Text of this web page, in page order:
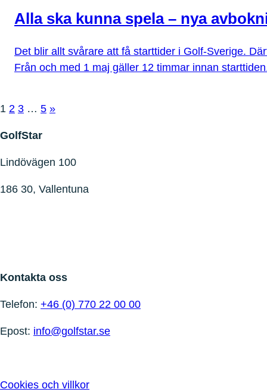
Alla ska kunna spela – nya
Det blir allt svårare att få starttider i Golf-Sverige.
Från och med 1 maj gäller 12 timmar innan
Sidnumrering
för
inlägg
1 2 3 … 5 »
GolfStar
Lindövägen 100
186 30, Vallentuna
Kontakta oss
Telefon: +46 (0) 770 22 00 00
Epost: info@golfstar.se
Cookies och villkor